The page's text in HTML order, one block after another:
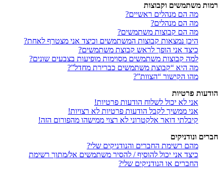
רמות משתמשים וקבוצות
מה הם מנהלים ראשיים?
מה הם מנהלים?
מה הם קבוצות משתמשים?
היכן נמצאות קבוצות המשתמשים וכיצד אני מצטרף לאחת?
כיצד אני הופך לראש קבוצת משתמשים?
למה קבוצות משתמשים מסוימות מופיעות בצבעים שונים?
מה היא “קבוצת משתמשים כברירת מחדל”?
מהו הקישור “הצוות”?
הודעות פרטיות
אני לא יכול לשלוח הודעות פרטיות!
אני ממשיך לקבל הודעות פרטיות לא רצויות!
קיבלתי דואר אלקטרוני לא רצוי ממישהו מהפורום הזה!
חברים ונודניקים
מהם רשימת החברים והנודניקים שלי?
כיצד אני יכול להוסיף / להסיר משתמשים אל/מתוך רשימת
החברים או הנודניקים שלי?